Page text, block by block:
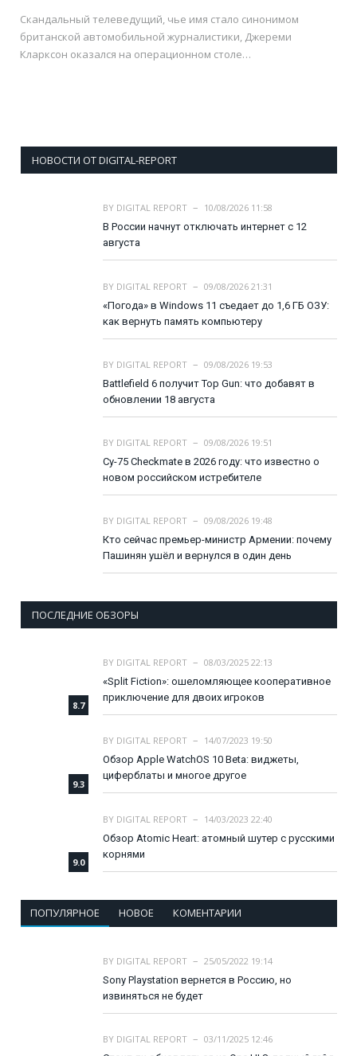
Скандальный телеведущий, чье имя стало синонимом
британской автомобильной журналистики, Джереми
Кларксон оказался на операционном столе…
НОВОСТИ ОТ DIGITAL-REPORT
BY DIGITAL REPORT
10/08/2026 11:58
В России начнут отключать интернет с 12
августа
BY DIGITAL REPORT
09/08/2026 21:31
«Погода» в Windows 11 съедает до 1,6 ГБ ОЗУ:
как вернуть память компьютеру
BY DIGITAL REPORT
09/08/2026 19:53
Battlefield 6 получит Top Gun: что добавят в
обновлении 18 августа
BY DIGITAL REPORT
09/08/2026 19:51
Су-75 Checkmate в 2026 году: что известно о
новом российском истребителе
BY DIGITAL REPORT
09/08/2026 19:48
Кто сейчас премьер-министр Армении: почему
Пашинян ушёл и вернулся в один день
ПОСЛЕДНИЕ ОБЗОРЫ
8.7
BY DIGITAL REPORT
08/03/2025 22:13
«Split Fiction»: ошеломляющее кооперативное
приключение для двоих игроков
9.3
BY DIGITAL REPORT
14/07/2023 19:50
Обзор Apple WatchOS 10 Beta: виджеты,
циферблаты и многое другое
9.0
BY DIGITAL REPORT
14/03/2023 22:40
Обзор Atomic Heart: атомный шутер с русскими
корнями
ПОПУЛЯРНОЕ НОВОЕ КОМЕНТАРИИ
BY DIGITAL REPORT
25/05/2022 19:14
Sony Playstation вернется в Россию, но
извиняться не будет
BY DIGITAL REPORT
03/11/2025 12:46